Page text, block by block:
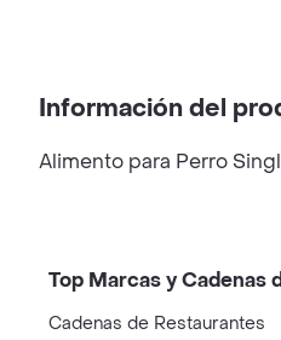
Información del
Alimento para Perro
Top Marcas y Cadenas
Cadenas de Restaurantes